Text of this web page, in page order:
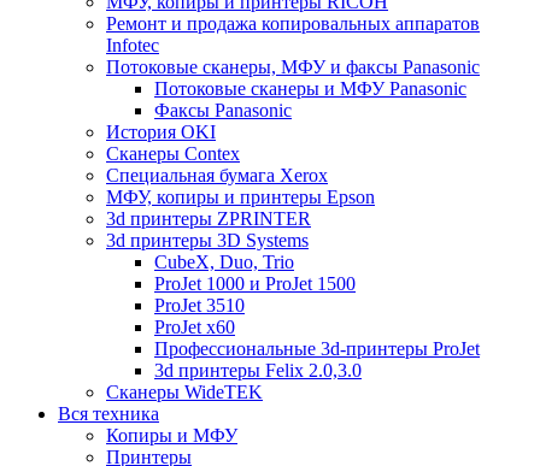
Ремонт и продажа копировальных аппаратов
Infotec
Потоковые сканеры, МФУ и факсы Panasonic
Потоковые сканеры и МФУ Panasonic
Факсы Panasonic
История OKI
Сканеры Contex
Специальная бумага Xerox
МФУ, копиры и принтеры Epson
3d принтеры ZPRINTER
3d принтеры 3D Systems
CubeX, Duo, Trio
ProJet 1000 и ProJet 1500
ProJet 3510
ProJet x60
Профессиональные 3d-принтеры ProJet
3d принтеры Felix 2.0,3.0
Сканеры WideTEK
Вся техника
Копиры и МФУ
Принтеры